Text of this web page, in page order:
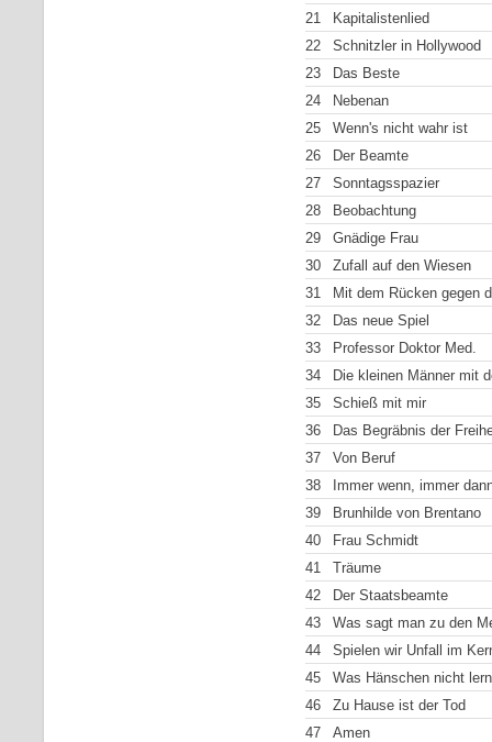
21
Kapitalistenlied
22
Schnitzler in Hollywood
23
Das Beste
24
Nebenan
25
Wenn's nicht wahr ist
26
Der Beamte
27
Sonntagsspazier
28
Beobachtung
29
Gnädige Frau
30
Zufall auf den Wiesen
31
Mit dem Rücken gegen
32
Das neue Spiel
33
Professor Doktor Med.
34
Die kleinen Männer mit
35
Schieß mit mir
36
Das Begräbnis der
37
Von Beruf
38
Immer wenn, immer
39
Brunhilde von Brentano
40
Frau Schmidt
41
Träume
42
Der Staatsbeamte
43
Was sagt man zu den
44
Spielen wir Unfall im
45
Was Hänschen nicht
46
Zu Hause ist der Tod
47
Amen